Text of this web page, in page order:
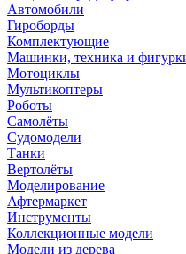
Автомобили
Гироборды
Комплектующие
Машинки, техника и
Мотоциклы
Мультикоптеры
Роботы
Самолёты
Судомодели
Танки
Вертолёты
Моделирование
Афтермаркет
Инструменты
Коллекционные модели
Модели из дерева